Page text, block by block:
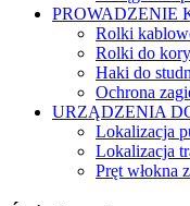
PROWADZENIE
Rolki
Rolki do
Haki do
Ochrona
URZĄDZENIA
Lokalizacja
Lokalizacja
Pręt włokna